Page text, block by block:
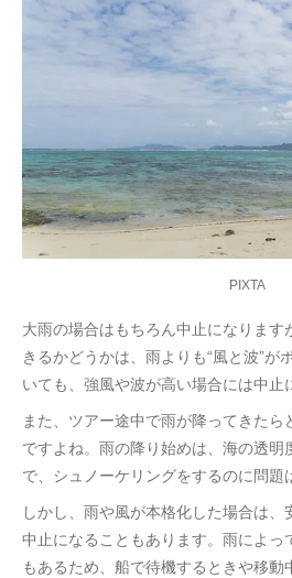
PIXTA
大雨の場合はもちろん中止になります
きるかどうかは、雨よりも“風と波”が
いても、強風や波が高い場合には中止
また、ツアー途中で雨が降ってきたら
ですよね。雨の降り始めは、海の透明
で、シュノーケリングをするのに問題
しかし、雨や風が本格化した場合は
中止になることもあります。雨によっ
もあるため、船で待機するときや移動